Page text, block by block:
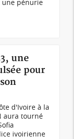
une pénurie
une
pour
d'Ivoire à la
aura tourné
ivoirienne